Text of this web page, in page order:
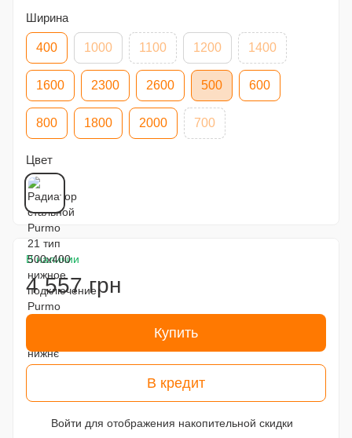
Ширина
400 1000 1100 1200 1400
1600 2300 2600 500 600
800 1800 2000 700
Цвет
В наличии
4 557 грн
Купить
В кредит
Войти для отображения накопительной скидки